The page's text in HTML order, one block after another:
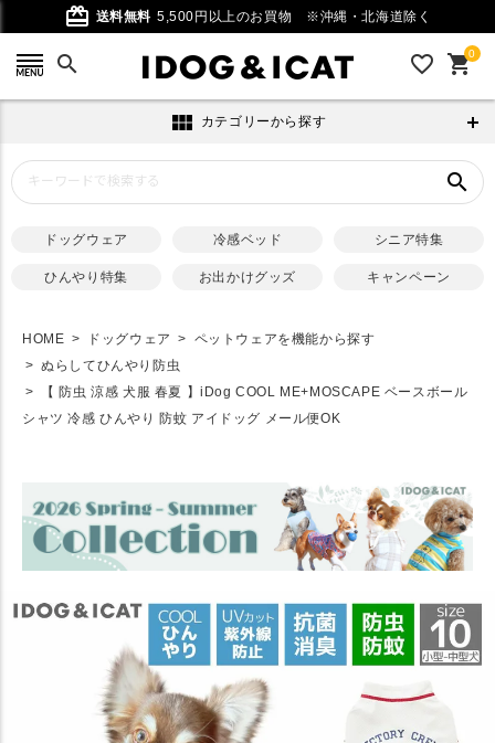
card_giftcard 送料無料 5,500円以上のお買物 ※沖縄・北海道除く
search favorite_outline 0
shopping_cart
view_module カテゴリーから探す
search
ドッグウェア 冷感ベッド シニア特集
ひんやり特集 お出かけグッズ キャンペーン
HOME ドッグウェア
ペットウェアを機能から探す
ぬらしてひんやり防虫
【 防虫 涼感 犬服 春夏 】iDog COOL ME+MOSCAPE ベースボール
シャツ 冷感 ひんやり 防蚊 アイドッグ メール便OK